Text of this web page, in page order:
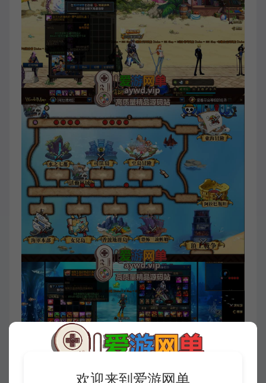
欢迎来到爱游网单